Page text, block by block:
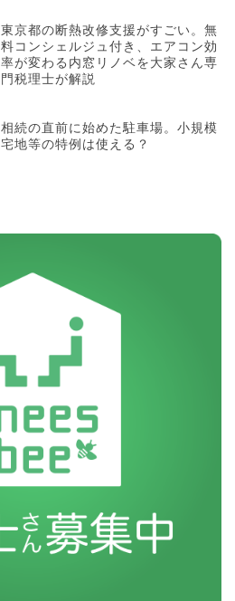
東京都の断熱改修支援がすごい。無
料コンシェルジュ付き、エアコン効
率が変わる内窓リノベを大家さん専
門税理士が解説
相続の直前に始めた駐車場。小規模
宅地等の特例は使える？